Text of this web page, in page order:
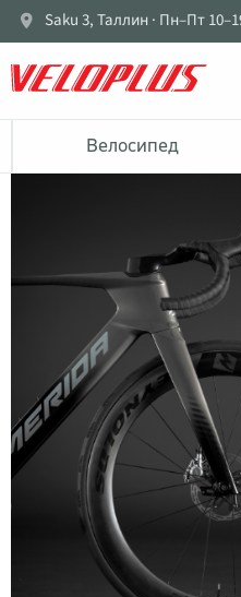
Saku 3, Таллин · Пн–Пт
Bелосипед